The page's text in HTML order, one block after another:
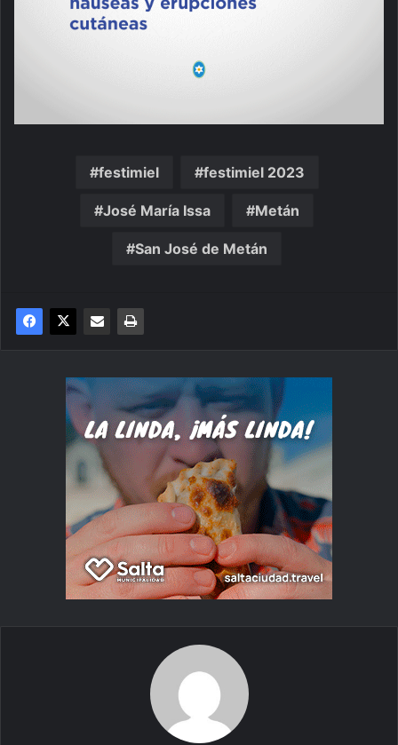
festimiel festimiel 2023
José María Issa Metán
San José de Metán